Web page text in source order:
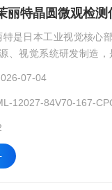
丽特晶圆微观检
特是日本工业视觉核心
、视觉系统研发制造，
头/准直光源、FA镜头、
07-04
12027-84V70-167-